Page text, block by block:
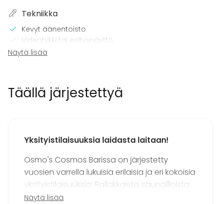
Tekniikka
Kevyt äänentoisto
Videotykki tai esitysnäyttö
Mikrofoni
Pelikonsoli
TV
Tilaan kuuluu
Terassi
Sauna
Esteetön tila
Näytä lisää
Täällä järjestettyä
Yksityistilaisuuksia laidasta laitaan!
Osmo's Cosmos Barissa on järjestetty
vuosien varrella lukuisia erilaisia ja eri kokoisia
yksityistilaisuuksia: Railakkaista saunailloista
unohtumattomiin yritysjuhliin, lastenjuhlista
Näytä lisää